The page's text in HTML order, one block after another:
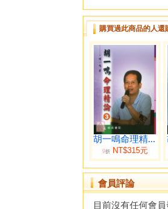
購買過此商品的人還
胡一鳴命理精...
9折 NT$315元
會員評論
目前沒有任何會